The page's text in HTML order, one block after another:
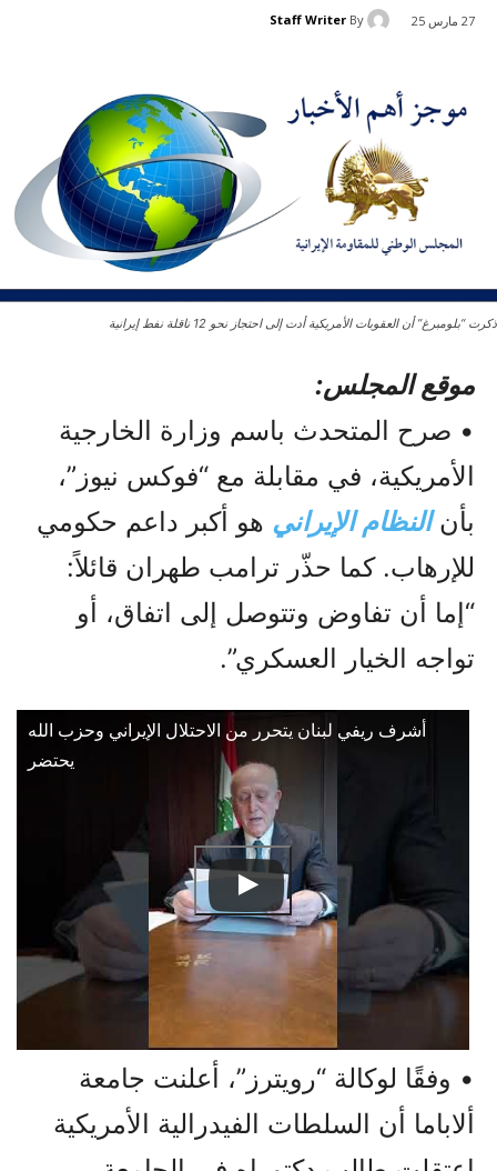
27 مارس 25 By
Staff Writer
ذكرت “بلومبرغ” أن العقوبات الأمريكية أدت إلى احتجاز نحو 12 ناقلة نفط إيرانية
موقع المجلس:
• صرح المتحدث باسم وزارة الخارجية
الأمريكية، في مقابلة مع “فوكس نيوز”،
بأنالنظام الإيراني هو أكبر داعم حكومي
للإرهاب. كما حذّر ترامب طهران قائلاً:
“إما أن تفاوض وتتوصل إلى اتفاق، أو
تواجه الخيار العسكري”.
أشرف ريفي لبنان يتحرر من الاحتلال الإيراني وحزب الله
يحتضر
• وفقًا لوكالة “رويترز”، أعلنت جامعة
ألاباما أن السلطات الفيدرالية الأمريكية